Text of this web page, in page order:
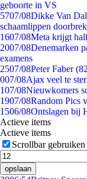
geboorte in VS
5707/08Dikke Van
schaamlippen
1607/08Meta krijgt
2007/08Denemarken
examens
2507/08Peter Faber
007/08Ajax veel te
107/08Nieuwkomers
1907/08Random Pics
1506/08Ontslagen bij
Actieve items
Actieve items
Scrollbar gebruiken
opslaan